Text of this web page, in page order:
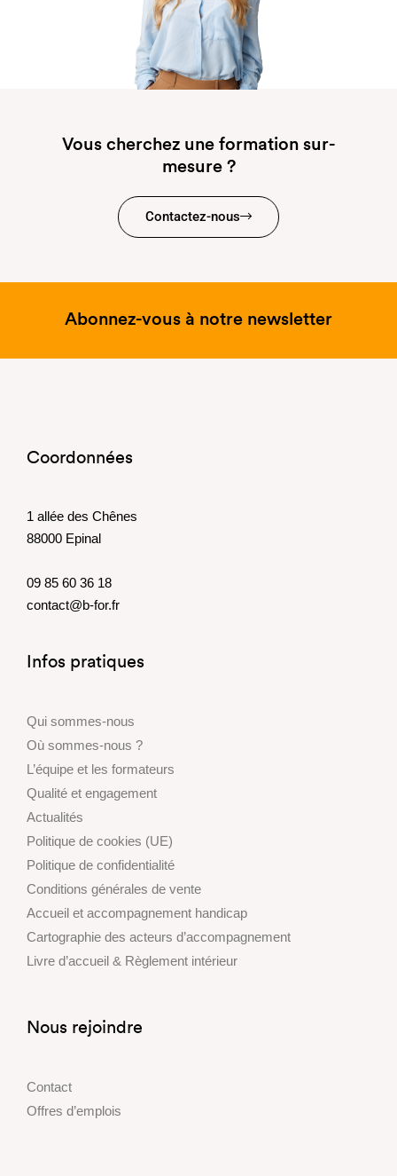
Vous cherchez une formation sur-
mesure ?
Contactez-nous
Abonnez-vous à notre newsletter
Coordonnées
1 allée des Chênes
88000 Epinal
09 85 60 36 18
contact@b-for.fr
Infos pratiques
Qui sommes-nous
Où sommes-nous ?
L’équipe et les formateurs
Qualité et engagement
Actualités
Politique de cookies (UE)
Politique de confidentialité
Conditions générales de vente
Accueil et accompagnement handicap
Cartographie des acteurs d’accompagnement
Livre d’accueil & Règlement intérieur
Nous rejoindre
Contact
Offres d’emplois